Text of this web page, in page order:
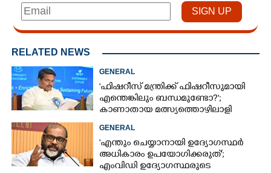
RELATED NEWS
GENERAL
'ഫിഷറീസ് മന്ത്രിക്ക് ഫിഷറീസുമായി
എന്തെങ്കിലും ബന്ധമുണ്ടോ?';
കാണാതായ മത്സ്യത്തൊഴിലാളി
GENERAL
'എന്തും ചെയ്യാനായി ഉദ്യോഗസ്ഥർ
അധികാരം ഉപയോഗിക്കരുത്';
എംവിഡി ഉദ്യോഗസ്ഥരുടെ